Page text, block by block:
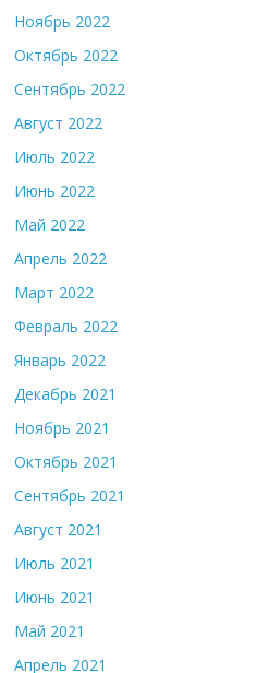
Ноябрь 2022
Октябрь 2022
Сентябрь 2022
Август 2022
Июль 2022
Июнь 2022
Май 2022
Апрель 2022
Март 2022
Февраль 2022
Январь 2022
Декабрь 2021
Ноябрь 2021
Октябрь 2021
Сентябрь 2021
Август 2021
Июль 2021
Июнь 2021
Май 2021
Апрель 2021